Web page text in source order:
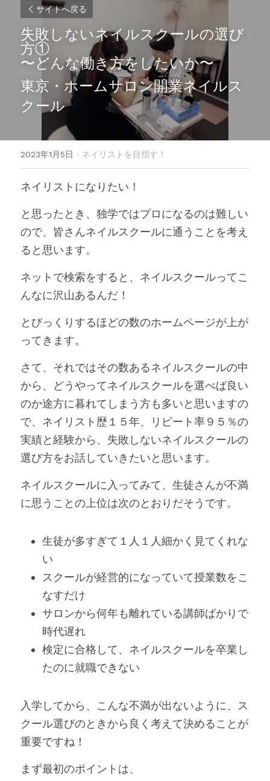
サイトへ戻る
失敗しないネイルスクールの選び
方①
〜どんな働き方をしたいか〜
東京・ホームサロン開業ネイルス
クール
2023年1月5日 · ネイリストを目指す！
ネイリストになりたい！
と思ったとき、独学ではプロになるのは難しい
ので、皆さんネイルスクールに通うことを考え
ると思います。
ネットで検索をすると、ネイルスクールってこ
んなに沢山あるんだ！
とびっくりするほどの数のホームページが上が
ってきます。
さて、それではその数あるネイルスクールの中
から、どうやってネイルスクールを選べば良い
のか途方に暮れてしまう方も多いと思いますの
で、ネイリスト歴１５年、リピート率９５％の
実績と経験から、失敗しないネイルスクールの
選び方をお話していきたいと思います。
ネイルスクールに入ってみて、生徒さんが不満
に思うことの上位は次のとおりだそうです。
生徒が多すぎて１人１人細かく見てくれな
い
スクールが経営的になっていて授業数をこ
なすだけ
サロンから何年も離れている講師ばかりで
時代遅れ
検定に合格して、ネイルスクールを卒業し
たのに就職できない
入学してから、こんな不満が出ないように、ス
クール選びのときから良く考えて決めることが
重要ですね！
まず最初のポイントは、